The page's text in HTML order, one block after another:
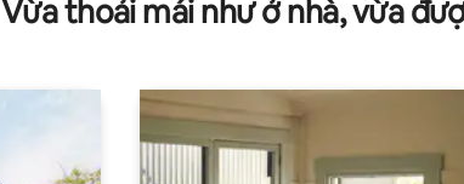
Vừa thoải mái như ở nhà, vừa